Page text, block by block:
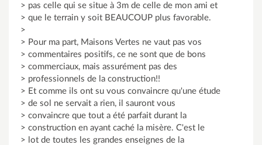
> pas celle qui se situe à 3m de celle de mon ami et
> que le terrain y soit BEAUCOUP plus favorable.
>
> Pour ma part, Maisons Vertes ne vaut pas vos
> commentaires positifs, ce ne sont que de bons
> commerciaux, mais assurément pas des
> professionnels de la construction!!
> Et comme ils ont su vous convaincre qu'une étude
> de sol ne servait a rien, il sauront vous
> convaincre que tout a été parfait durant la
> construction en ayant caché la misère. C'est le
> lot de toutes les grandes enseignes de la